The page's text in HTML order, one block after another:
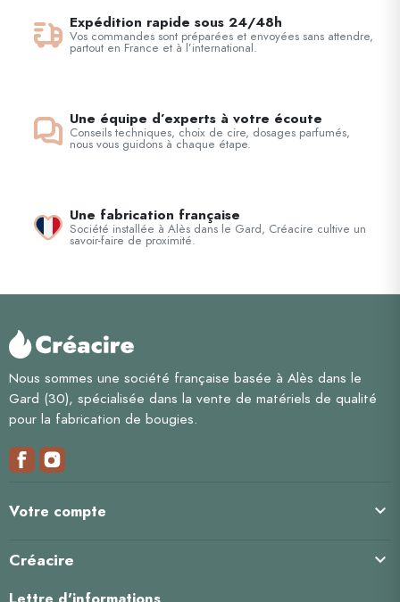
Expédition rapide sous 24/48h
Vos commandes sont préparées et envoyées sans attendre,
partout en France et à l’international.
Une équipe d’experts à votre écoute
Conseils techniques, choix de cire, dosages parfumés,
nous vous guidons à chaque étape.
Une fabrication française
Société installée à Alès dans le Gard, Créacire cultive un
savoir-faire de proximité.
Nous sommes une société française basée à Alès dans le
Gard (30), spécialisée dans la vente de matériels de qualité
pour la fabrication de bougies.
Votre compte 
Créacire 